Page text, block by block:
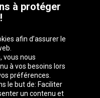
à protéger
afin d’assurer le
vous nous
à vos besoins lors
préférences.
le but de: Faciliter
un contenu et